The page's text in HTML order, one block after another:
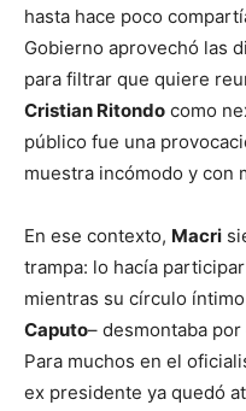
hasta hace poco
Gobierno aprovechó las
para filtrar que quiere
Cristian Ritondo como
público fue una
muestra incómodo y con
En ese contexto, Macri
trampa: lo hacía
mientras su círculo
Caputo– desmontaba
Para muchos en el
ex presidente ya quedó